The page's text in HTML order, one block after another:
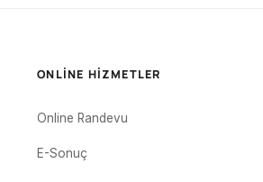
ONLINE HIZMETLER
Online Randevu
E-Sonuç